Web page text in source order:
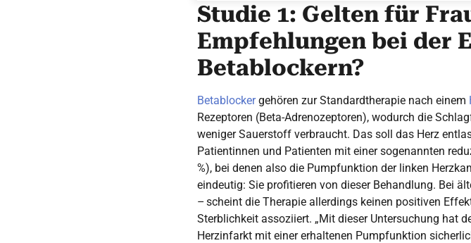
Studie 1: Gelten für
Empfehlungen bei der
Betablockern?
Betablockergehören zur Standardtherapie nach einem
Rezeptoren (Beta-Adrenozeptoren), wodurch die
weniger Sauerstoff verbraucht. Das soll das Herz
Patientinnen und Patienten mit einer sogenannten
%), bei denen also die Pumpfunktion der linken
eindeutig: Sie profitieren von dieser Behandlung. Bei
– scheint die Therapie allerdings keinen positiven
Sterblichkeit assoziiert. „Mit dieser Untersuchung hat
Herzinfarkt mit einer erhaltenen Pumpfunktion